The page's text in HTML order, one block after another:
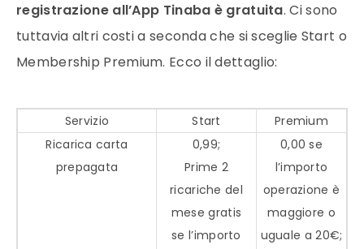
registrazione all’App Tinaba è gratuita. Ci sono
tuttavia altri costi a seconda che si sceglie Start o
Membership Premium. Ecco il dettaglio:
Servizio Start
Premium
Ricarica carta
prepagata
0,99;
Prime 2
ricariche del
mese gratis
se l’importo
0,00 se
l’importo
operazione è
maggiore o
uguale a 20€;